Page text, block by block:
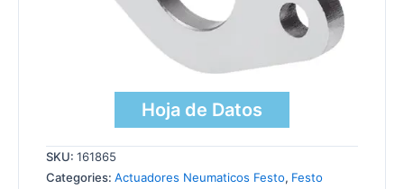
Hoja de Datos
SKU: 161865
Categories: Actuadores Neumaticos Festo, Festo